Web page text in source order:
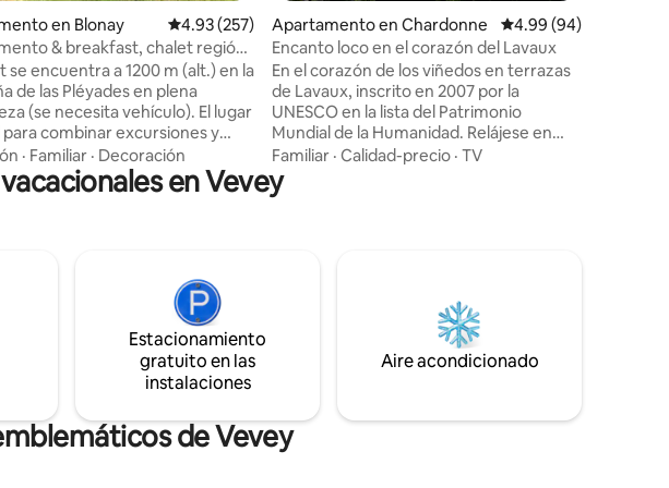
4.94 de 5, 18 reseñas
en Blonay Calificación promedio: 4.93 de 5, 257 reseñas
4.93 (257)
& breakfast, chalet región
se encuentra a 1200 m (alt.) en la
de las Pléyades en plena
(se necesita vehículo). El lugar
para combinar excursiones y
la región del lago Lemán.
francés, alemán, inglés
). El chalet se
caminatas y descubrir la
lago de Ginebra. Hablamos
alemán, inglés (desayuno
· Familiar · Decoración
Apartamento en Chardonne Calificación
4.99 (94)
Encanto loco en el corazón del Lavaux
En el corazón de los viñedos en terrazas
de Lavaux, inscrito en 2007 por la
UNESCO en la lista del Patrimonio
Mundial de la Humanidad. Relájese en
este alojamiento tranquilo, acogedor y
elegante, con una magnífica vista
panorámica del lago Lemán y del Valais
familiar, a 45 minutos de las principales
estaciones suizas y a 1 hora de Ginebra
Familiar · Calidad-precio · TV
en Vevey
Estacionamiento
gratuito en las
instalaciones
Aire acondicionado
de Vevey